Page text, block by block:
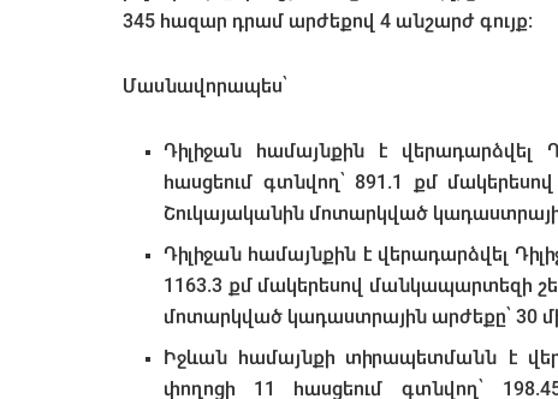
345 հազար դրամ արժեքով 4 անշարժ գույք:
Մասնավորապես՝
Դիլիջան համայնքին է վերադարձվել
հասցեում գտնվող՝ 891.1 քմ
Շուկայականին մոտարկված
Դիլիջան համայնքին է վերադարձվել
1163.3 քմ մակերեսով մանկապարտեզի
մոտարկված կադաստրային արժեքը՝ 30
Իջևան համայնքի տիրապետմանն է
փողոցի 11 հասցեում գտնվող՝